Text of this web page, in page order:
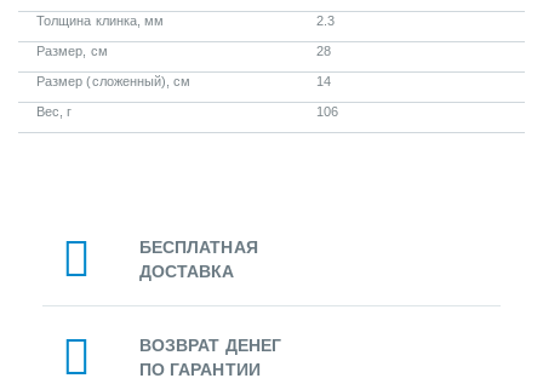
Толщина клинка, мм 2.3
Размер, см 28
Размер (сложенный), см 14
Вес, г 106
БЕСПЛАТНАЯ
ДОСТАВКА
ВОЗВРАТ ДЕНЕГ
ПО ГАРАНТИИ